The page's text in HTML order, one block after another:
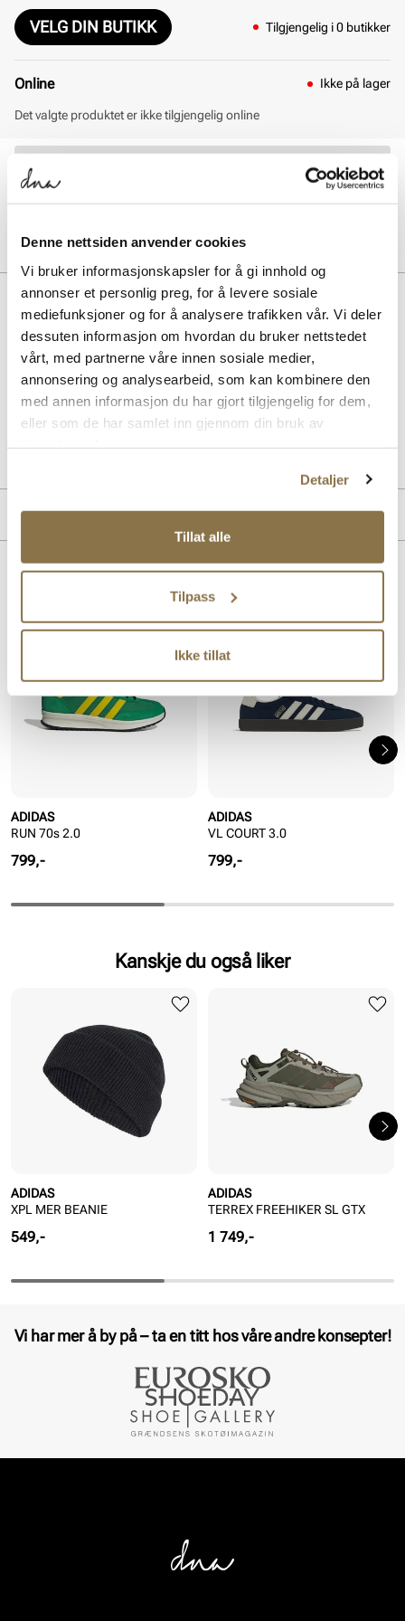
Denne nettsiden anvender cookies
Vi bruker informasjonskapsler for å gi innhold og
annonser et personlig preg, for å levere sosiale
mediefunksjoner og for å analysere trafikken vår. Vi deler
dessuten informasjon om hvordan du bruker nettstedet
vårt, med partnerne våre innen sosiale medier,
annonsering og analysearbeid, som kan kombinere den
med annen informasjon du har gjort tilgjengelig for dem,
eller som de har samlet inn gjennom din bruk av
Detaljer
Tillat alle
Tilpass
Ikke tillat
VELG DIN BUTIKK Tilgjengelig i 0 butikker
Online Ikke på lager
Det valgte produktet er ikke tilgjengelig online
Hjemlevering 3-7 dager
BESKRIVELSE
Barreda LO fra ADIDAS kombinerer tidløs design med komfort.
Sneakersen har en lett konstruksjon og slitesterke materialer, perfekt
for hverdagsbruk. Den klassiske silhuetten med ikoniske striper gir et
sporty og stilrent uttrykk.
MERKE
Lignende produkter
ADIDAS
RUN 70s 2.0
Pris
799,-
ADIDAS
VL COURT 3.0
Pris
799,-
Kanskje du også liker
ADIDAS
XPL MER BEANIE
Pris
549,-
ADIDAS
TERREX FREEHIKER SL GTX
Pris
1 749,-
Vi har mer å by på – ta en titt hos våre andre konsepter!